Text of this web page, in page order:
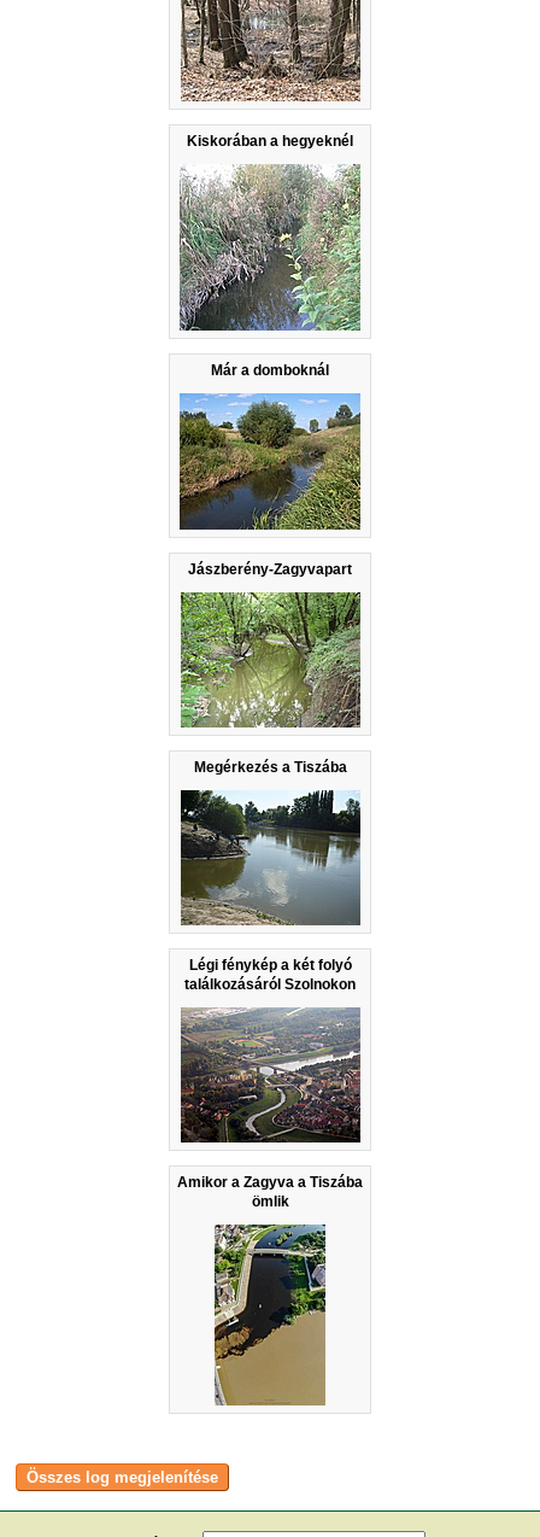
Kiskorában a hegyeknél
Már a domboknál
Jászberény-Zagyvapart
Megérkezés a Tiszába
Légi fénykép a két folyó
találkozásáról Szolnokon
Amikor a Zagyva a Tiszába
ömlik